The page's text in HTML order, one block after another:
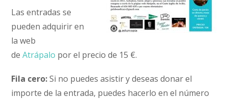
Las entradas se
pueden adquirir en
la web
deAtrápalo por el precio de 15 €.
Fila cero:Si no puedes asistir y deseas donar el
importe de la entrada, puedes hacerlo en el número